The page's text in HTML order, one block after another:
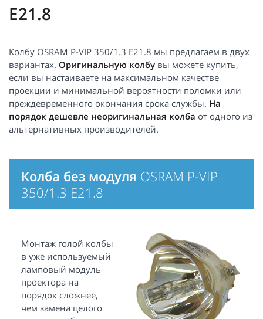
E21.8
Колбу OSRAM P-VIP 350/1.3 E21.8 мы предлагаем в двух
вариантах. Оригинальную колбу вы можете купить,
если вы настаиваете на максимальном качестве
проекции и минимальной вероятности поломки или
преждевременного окончания срока службы. На
порядок дешевле неоригинальная колба от одного из
альтернативных производителей.
Колба без модуля OSRAM P-VIP
350/1.3 E21.8
Монтаж голой колбы
в уже используемый
ламповый модуль
проектора на
порядок сложнее,
чем замена целого